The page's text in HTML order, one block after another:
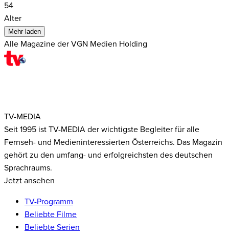
54
Alter
Mehr laden
Alle Magazine der VGN Medien Holding
TV-MEDIA
Seit 1995 ist TV-MEDIA der wichtigste Begleiter für alle
Fernseh- und Medieninteressierten Österreichs. Das Magazin
gehört zu den umfang- und erfolgreichsten des deutschen
Sprachraums.
Jetzt ansehen
TV-Programm
Beliebte Filme
Beliebte Serien